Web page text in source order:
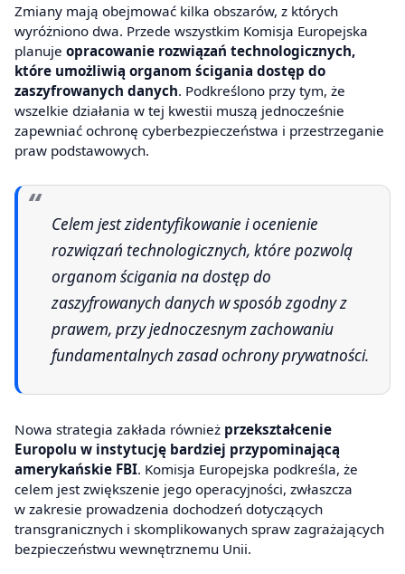
Zmiany mają obejmować kilka obszarów, z których
wyróżniono dwa. Przede wszystkim Komisja Europejska
planuje opracowanie rozwiązań technologicznych,
które umożliwią organom ścigania dostęp do
zaszyfrowanych danych. Podkreślono przy tym, że
wszelkie działania w tej kwestii muszą jednocześnie
zapewniać ochronę cyberbezpieczeństwa i przestrzeganie
praw podstawowych.
Celem jest zidentyfikowanie i ocenienie
rozwiązań technologicznych, które pozwolą
organom ścigania na dostęp do
zaszyfrowanych danych w sposób zgodny z
prawem, przy jednoczesnym zachowaniu
fundamentalnych zasad ochrony prywatności.
Nowa strategia zakłada również przekształcenie
Europolu w instytucję bardziej przypominającą
amerykańskie FBI. Komisja Europejska podkreśla, że
celem jest zwiększenie jego operacyjności, zwłaszcza
w zakresie prowadzenia dochodzeń dotyczących
transgranicznych i skomplikowanych spraw zagrażających
bezpieczeństwu wewnętrznemu Unii.